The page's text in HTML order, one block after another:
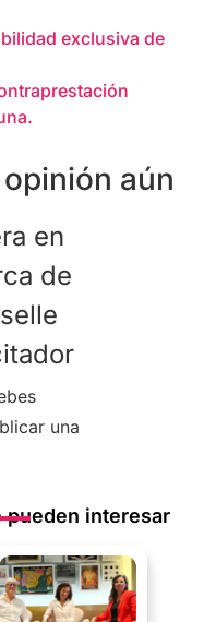
exclusiva de
aún
en
de
una
pueden interesar